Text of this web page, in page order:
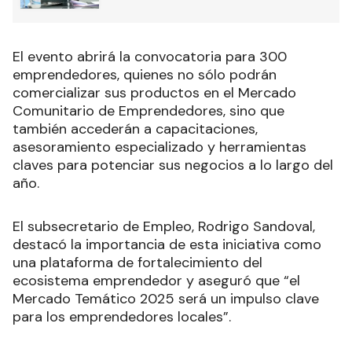
El evento abrirá la convocatoria para 300
emprendedores, quienes no sólo podrán
comercializar sus productos en el Mercado
Comunitario de Emprendedores, sino que
también accederán a capacitaciones,
asesoramiento especializado y herramientas
claves para potenciar sus negocios a lo largo del
año.
El subsecretario de Empleo, Rodrigo Sandoval,
destacó la importancia de esta iniciativa como
una plataforma de fortalecimiento del
ecosistema emprendedor y aseguró que “el
Mercado Temático 2025 será un impulso clave
para los emprendedores locales”.